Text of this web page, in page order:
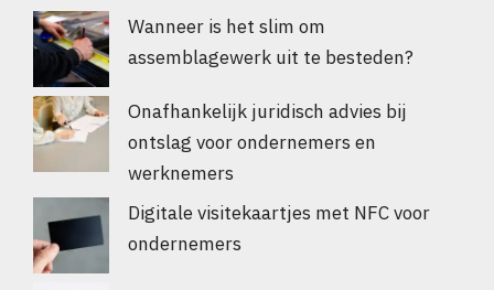
Wanneer is het slim om
assemblagewerk uit te besteden?
Onafhankelijk juridisch advies bij
ontslag voor ondernemers en
werknemers
Digitale visitekaartjes met NFC voor
ondernemers